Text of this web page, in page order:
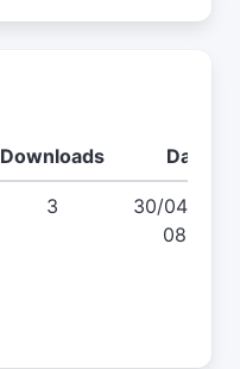
Downloads Data
3
30/04/
08:37